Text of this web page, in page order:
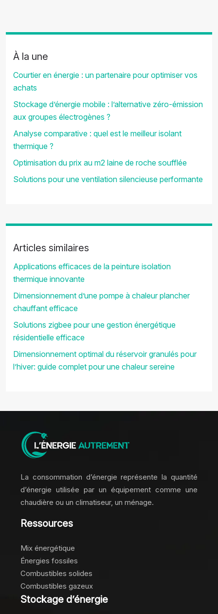
À la une
Courtier en énergie : un partenaire pour optimiser vos
achats
Stockage d’énergie mobile : l’alternative zéro-émission
aux groupes électrogènes ?
Analyse comparative : quel est le meilleur isolant
thermique ?
Optimisation du prix au m2 laine de roche soufflée
Solutions pour une ventilation silencieuse performante
Articles similaires
Applications efficaces de la peinture isolation
thermique innovante
Dimensionnement d’une pompe à chaleur plancher
chauffant efficace
Solutions zigbee pour une gestion énergétique
résidentielle efficace
Dimensionnement optimal du réservoir granulés pour
l’hiver: guide complet pour une chaleur sereine
La consommation d’énergie représente la quantité
d’énergie utilisée par un équipement comme une
chaudière ou un climatiseur, un ménage.
Ressources
Mix énergétique
Énergies fossiles
Combustibles solides
Combustibles gazeux
Stockage d’énergie